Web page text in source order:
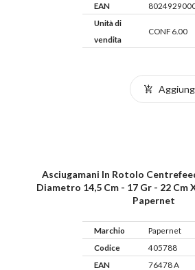
EAN
Unità di
vendita
CONF 6.00
Asciugamani In Rotolo
Diametro 14,5 Cm - 17 Gr - 22 Cm
Papernet
Marchio
Papernet
Codice
405788
EAN
76478 A